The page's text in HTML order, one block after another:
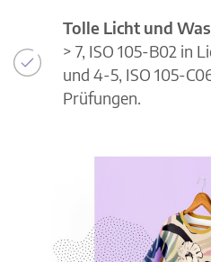
Tolle Licht und
> 7, ISO 105-B02 in
und 4-5, ISO 105-
Prüfungen.